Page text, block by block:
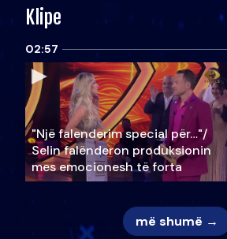
Klipe
02:57
"Një falenderim special për…"/
Selin falënderon produksionin
mes emocionesh të forta
më shumë →